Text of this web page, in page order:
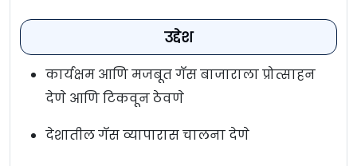
उद्देश
कार्यक्षम आणि मजबूत गॅस बाजाराला प्रोत्साहन
देणे आणि टिकवून ठेवणे
देशातील गॅस व्यापारास चालना देणे